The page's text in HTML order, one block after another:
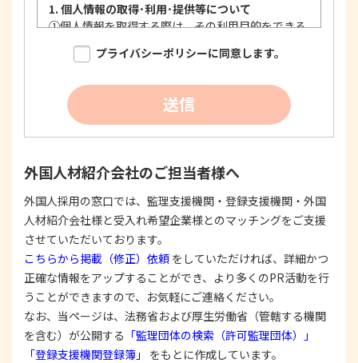
1. 個人情報の取得･利用･提供等について
①個人情報を取得する際は、その利用目的をできる
限り明確に特定し、その目的達成に必要な限度に
おいて適法かつ公正な手段を用い、同意を得て取
個人情報を利用する際は、本人に明示、通知、ま
たは公表した利用目的の範囲内に限定し、それに
反する目的外利用を行なわないための措置を講じ
する際は、本人が同意を与えた利用目的の範囲内
で、適法にこれを行います。
2. 安全対策の実施について
個人情報の正確性およびその利用の安全性を確保す
るため、情報セキュリティ対策を始めとする安全措
置を構築し、個人情報への不正アクセス、個人情報
の漏洩、滅失または毀損等の的確な防止とセキュリ
ティの是正に努めます。
3. 苦情および相談等に対する適正な対応について
本人からの苦情および相談があった場合には、適切
プライバシーポリシーに同意します。
送信
外国人材紹介会社のご担当者様へ
外国人採用の窓口では、監理支援機関・登録支援機関・外国
人材紹介会社様と受入れ希望企業様とのマッチングをご支援
させていただいております。
こちらから掲載（修正）依頼 をしていただければ、詳細かつ
正確な情報をアップすることができ、より多くのPR活動を行
うことができますので、お気軽にご連絡ください。
なお、当ページは、法務省および厚生労働省（管轄する機関
を含む）が公開する 「監理団体の検索（許可監理団体）」
「登録支援機関登録簿」
をもとに作成しています。